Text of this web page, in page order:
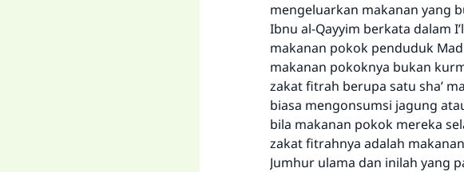
mengeluarkan makanan yang
Ibnu al-Qayyim berkata dalam
makanan pokok penduduk
makanan pokoknya bukan
zakat fitrah berupa satu sha’
biasa mengonsumsi jagung
bila makanan pokok mereka
zakat fitrahnya adalah
Jumhur ulama dan inilah yang